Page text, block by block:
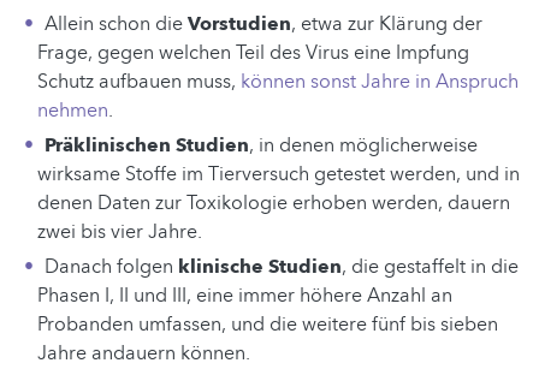
Allein schon dieVorstudien, etwa zur Klärung der
Frage, gegen welchen Teil des Virus eine Impfung
Schutz aufbauen muss, können sonst Jahre in Anspruch
nehmen.
Präklinischen Studien, in denen möglicherweise
wirksame Stoffe im Tierversuch getestet werden, und in
denen Daten zur Toxikologie erhoben werden, dauern
zwei bis vier Jahre.
Danach folgen klinische Studien, die gestaffelt in die
Phasen I, II und III, eine immer höhere Anzahl an
Probanden umfassen, und die weitere fünf bis sieben
Jahre andauern können.